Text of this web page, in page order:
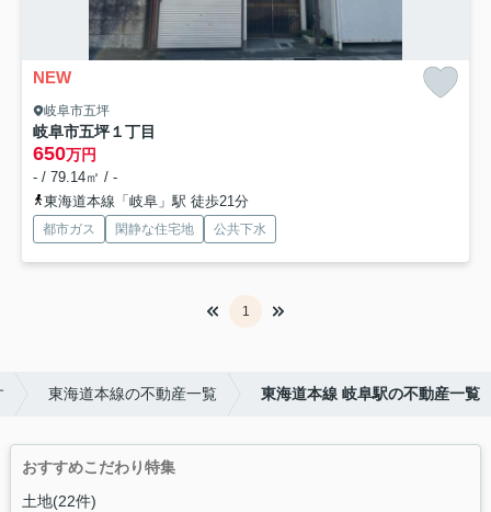
NEW
岐阜市五坪
岐阜市五坪１丁目
650万円
- / 79.14㎡ / -
東海道本線「岐阜」駅 徒歩21分
都市ガス 閑静な住宅地 公共下水
1
東海道本線の不動産一覧 東海道本線 岐阜駅の不動産一覧
おすすめこだわり特集
土地(22件)